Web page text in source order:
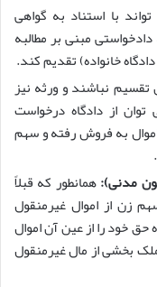
با استناد به گواهی
مبنی بر مطالبه
خانواده) تقدیم کند.
تقسیم نباشند و ورثه نیز
از دادگاه درخواست
به فروش رفته و سهم
همانطور که قبلاً
زن از اموال غیرمنقول
حق خود را از عین آن اموال
بخشی از مال غیرمنقول